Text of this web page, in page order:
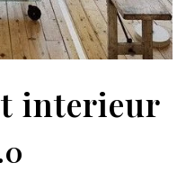
interieur